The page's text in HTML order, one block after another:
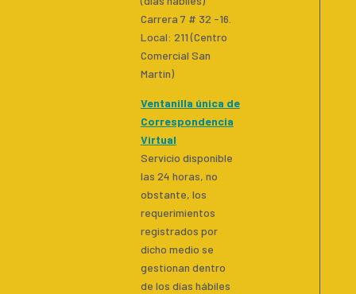
Carrera 7 # 32 -16.
Local: 211 (Centro
Comercial San
Martin)
Ventanilla única de
Correspondencia
Virtual
Servicio disponible
las 24 horas, no
obstante, los
requerimientos
registrados por
dicho medio se
gestionan dentro
de los días hábiles